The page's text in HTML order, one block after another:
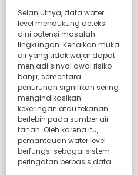
Selanjutnya, data water
level mendukung deteksi
dini potensi masalah
lingkungan. Kenaikan muka
air yang tidak wajar dapat
menjadi sinyal awal risiko
banjir, sementara
penurunan signifikan sering
mengindikasikan
kekeringan atau tekanan
berlebih pada sumber air
tanah. Oleh karena itu,
pemantauan water level
berfungsi sebagai sistem
peringatan berbasis data.